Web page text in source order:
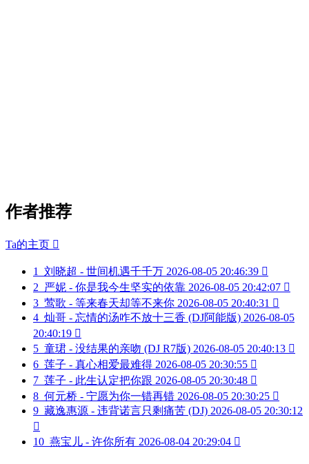
作者推荐
Ta的主页 
1 刘晓超 - 世间机遇千千万 2026-08-05 20:46:39 
2 严妮 - 你是我今生坚实的依靠 2026-08-05 20:42:07 
3 莺歌 - 等来春天却等不来你 2026-08-05 20:40:31 
4 灿哥 - 忘情的汤咋不放十三香 (DJ阿能版) 2026-08-05
20:40:19 
5 童珺 - 没结果的亲吻 (DJ R7版) 2026-08-05 20:40:13 
6 莲子 - 真心相爱最难得 2026-08-05 20:30:55 
7 莲子 - 此生认定把你跟 2026-08-05 20:30:48 
8 何元桥 - 宁愿为你一错再错 2026-08-05 20:30:25 
9 藏逸惠源 - 违背诺言只剩痛苦 (DJ) 2026-08-05 20:30:12

10 燕宝儿 - 许你所有 2026-08-04 20:29:04 